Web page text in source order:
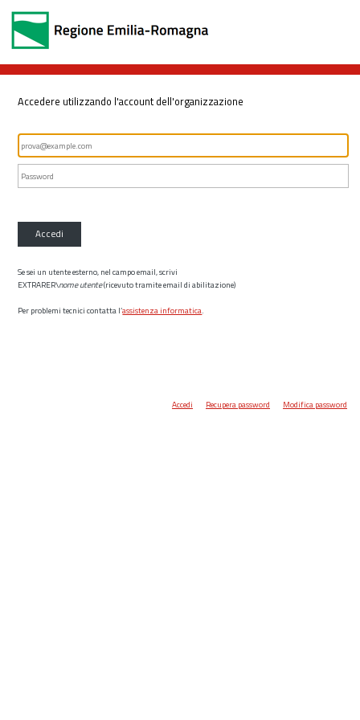
Accedere utilizzando l'account dell'organizzazione
Accedi
Se sei un utente esterno, nel campo email, scrivi
EXTRARER\nome utente(ricevuto tramite email di abilitazione)
Per problemi tecnici contatta l’assistenza informatica.
Accedi Recupera password Modifica password